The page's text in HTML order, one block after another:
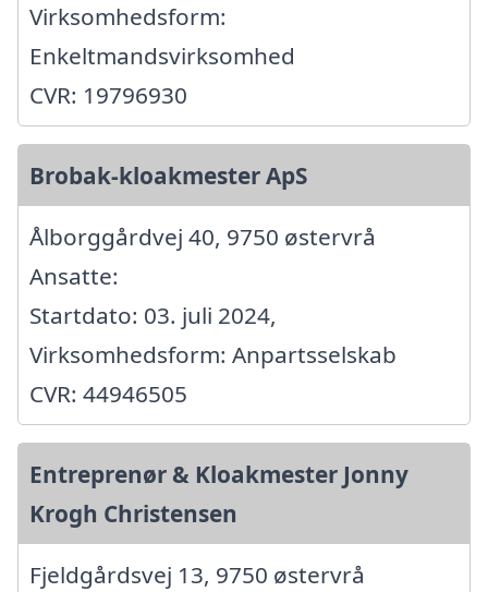
Virksomhedsform:
Enkeltmandsvirksomhed
CVR: 19796930
Brobak-kloakmester ApS
Ålborggårdvej 40, 9750 østervrå
Ansatte:
Startdato: 03. juli 2024,
Virksomhedsform: Anpartsselskab
CVR: 44946505
Entreprenør & Kloakmester Jonny
Krogh Christensen
Fjeldgårdsvej 13, 9750 østervrå